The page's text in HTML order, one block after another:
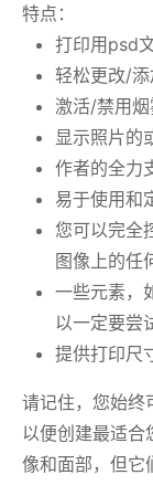
特点：
打印用psd
轻松更改/
激活/禁用
显示照片的
作者的全力
易于使用和
您可以完全
图像上的任
一些元素，
以一定要尝
提供打印尺
请记住，您始终
以便创建最适合
像和面部，但它